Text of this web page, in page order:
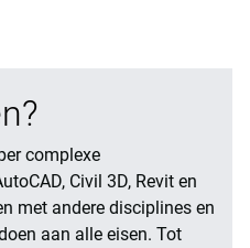
complexe
Civil 3D, Revit en
met andere disciplines en
aan alle eisen. Tot